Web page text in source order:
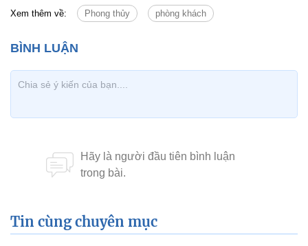
Xem thêm về: Phong thủy phòng khách
Tin cùng chuyên mục